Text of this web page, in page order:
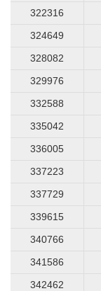
322316
324649
328082
329976
332588
335042
336005
337223
337729
339615
340766
341586
342462